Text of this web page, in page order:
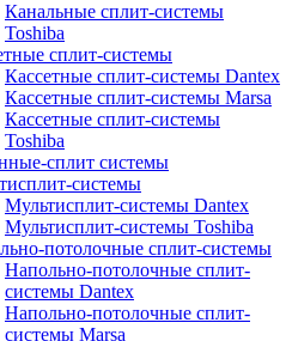
Канальные сплит-системы
Toshiba
сплит-системы
Кассетные сплит-системы Dantex
Кассетные сплит-системы Marsa
Кассетные сплит-системы
Toshiba
сплит системы
системы
Мультисплит-системы Dantex
Мультисплит-системы Toshiba
потолочные сплит-системы
Напольно-потолочные сплит-
системы Dantex
Напольно-потолочные сплит-
системы Marsa